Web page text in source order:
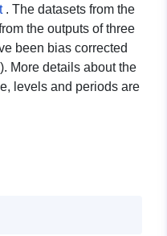
. The datasets from the
the outputs of three
been bias corrected
More details about the
levels and periods are